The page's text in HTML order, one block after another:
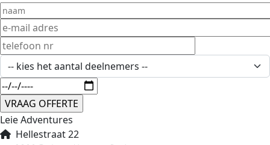
Leie Adventures
Hellestraat 22